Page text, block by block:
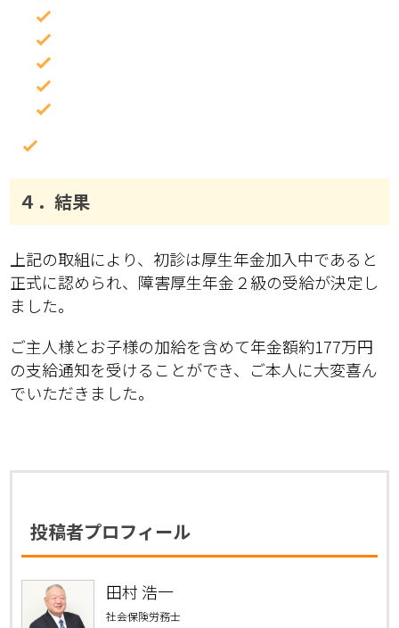
４．結果
上記の取組により、初診は厚生年金加入中であると
正式に認められ、障害厚生年金２級の受給が決定し
ました。
ご主人様とお子様の加給を含めて年金額約177万円
の支給通知を受けることができ、ご本人に大変喜ん
でいただきました。
投稿者プロフィール
田村 浩一
社会保険労務士